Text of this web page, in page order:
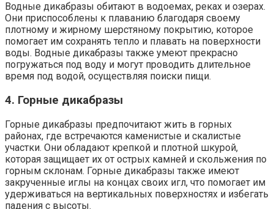
Водные дикабразы обитают в водоемах, реках и озерах.
Они приспособлены к плаванию благодаря своему
плотному и жирному шерстяному покрытию, которое
помогает им сохранять тепло и плавать на поверхности
воды. Водные дикабразы также умеют прекрасно
погружаться под воду и могут проводить длительное
время под водой, осуществляя поиски пищи.
4. Горные дикабразы
Горные дикабразы предпочитают жить в горных
районах, где встречаются каменистые и скалистые
участки. Они обладают крепкой и плотной шкурой,
которая защищает их от острых камней и скольжения по
горным склонам. Горные дикабразы также имеют
закрученные иглы на концах своих игл, что помогает им
удерживаться на вертикальных поверхностях и избегать
падения с высоты.